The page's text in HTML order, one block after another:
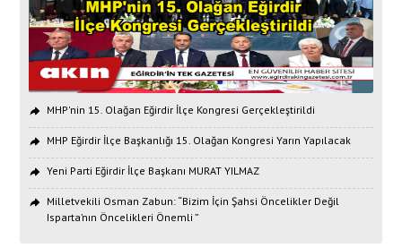
MHP'nin 15. Olağan Eğirdir İlçe Kongresi Gerçekleştirildi
MHP Eğirdir İlçe Başkanlığı 15. Olağan Kongresi Yarın Yapılacak
Yeni Parti Eğirdir İlçe Başkanı MURAT YILMAZ
Milletvekili Osman Zabun: “Bizim İçin Şahsi Öncelikler Değil
Isparta’nın Öncelikleri Önemli ”